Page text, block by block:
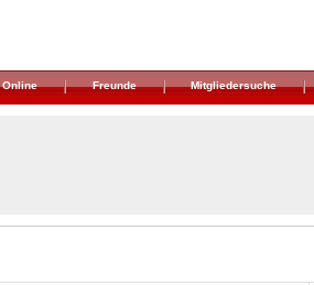
Online Freunde Mitgliedersuche